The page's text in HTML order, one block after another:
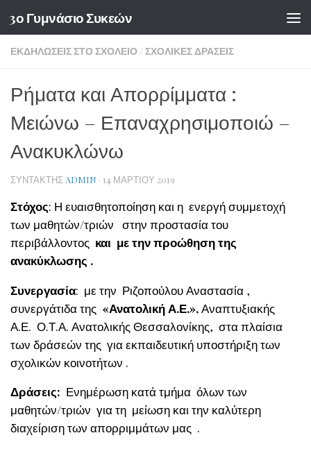
Skip to content
3ο Γυμνάσιο Συκεών
ΕΚΔΗΛΏΣΕΙΣ ΣΤΟ ΣΧΟΛΕΊΟ /ΣΧΟΛΙΚΈΣ ΔΡΆΣΕΙΣ
Ρήματα και Απορρίμματα :
Μειώνω – Επαναχρησιμοποιώ –
Ανακυκλώνω
ΣΥΝΤΆΚΤΗΣ ADMIN · 14 ΜΑΡΤΊΟΥ 2019
Στόχος: Η ευαισθητοποίηση και η ενεργή συμμετοχή
των μαθητών/τριών στην προστασία του
περιβάλλοντος και με την προώθηση της
ανακύκλωσης .
Συνεργασία: με την Ριζοπούλου Αναστασία ,
συνεργάτιδα της «Ανατολική Α.Ε.»,Αναπτυξιακής
Α.Ε. Ο.Τ.Α. Ανατολικής Θεσσαλονίκης, στα πλαίσια
των δράσεών της για εκπαιδευτική υποστήριξη των
σχολικών κοινοτήτων .
Δράσεις: Ενημέρωση κατά τμήμα όλων των
μαθητών/τριών για τη μείωση και την καλύτερη
διαχείριση των απορριμμάτων μας .